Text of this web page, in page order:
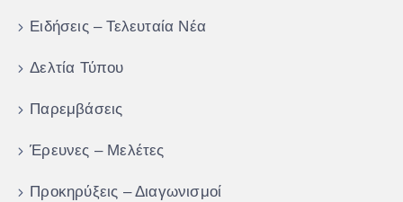
Ειδήσεις – Τελευταία Νέα
Δελτία Τύπου
Παρεμβάσεις
Έρευνες – Μελέτες
Προκηρύξεις – Διαγωνισμοί